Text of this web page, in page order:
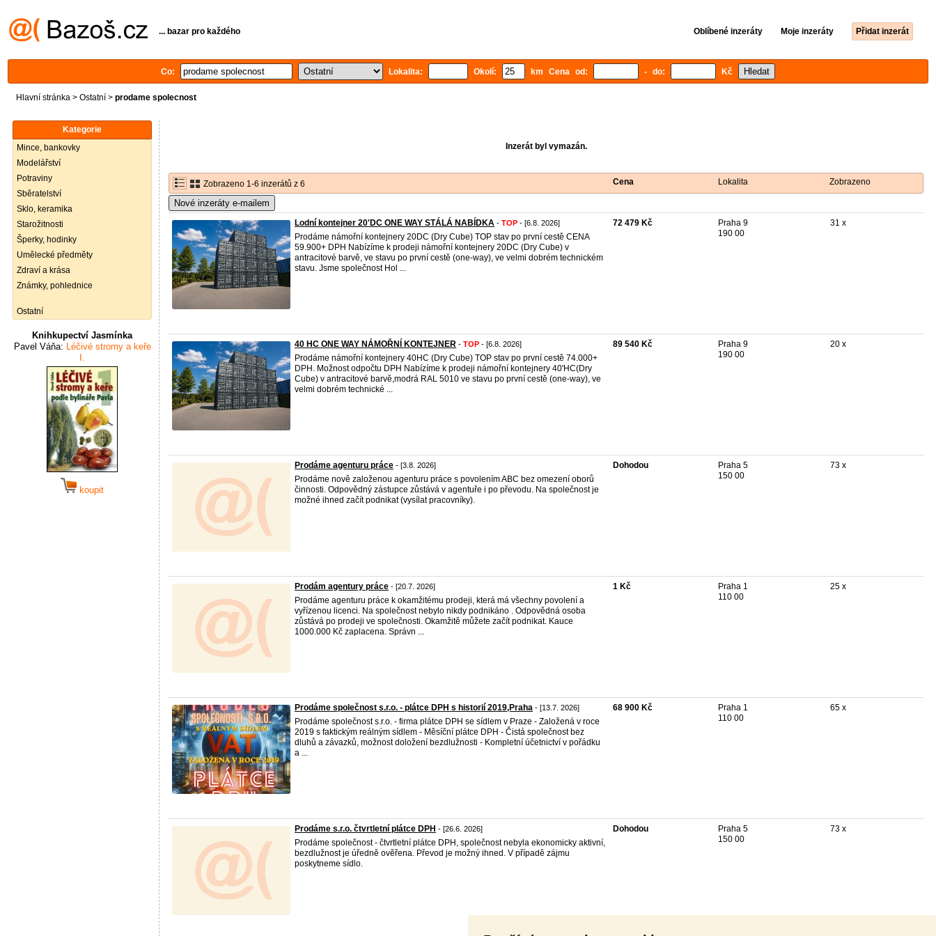
... bazar pro každého Oblíbené inzeráty Moje inzeráty Přidat inzerát
Co: Lokalita: Okolí: km Cena od: - do: Kč
Hlavní stránka > Ostatní > prodame spolecnost
Kategorie
Mince, bankovky
Modelářství
Potraviny
Sběratelství
Sklo, keramika
Starožitnosti
Šperky, hodinky
Umělecké předměty
Zdraví a krása
Známky, pohlednice
Ostatní
Knihkupectví Jasmínka
Pavel Váňa: Léčivé stromy a keře
I.
koupit
Inzerát byl vymazán.
Zobrazeno 1-6 inzerátů z 6 Cena Lokalita Zobrazeno
Nové inzeráty e-mailem
Lodní kontejner 20'DC ONE WAY STÁLÁ NABÍDKA - TOP - [6.8. 2026]
Prodáme námořní kontejnery 20DC (Dry Cube) TOP stav po první cestě CENA
59.900+ DPH Nabízíme k prodeji námořní kontejnery 20DC (Dry Cube) v
antracitové barvě, ve stavu po první cestě (one-way), ve velmi dobrém technickém
stavu. Jsme společnost Hol ...
72 479 Kč
Praha 9
190 00
31 x
40 HC ONE WAY NÁMOŘNÍ KONTEJNER - TOP - [6.8. 2026]
Prodáme námořní kontejnery 40HC (Dry Cube) TOP stav po první cestě 74.000+
DPH. Možnost odpočtu DPH Nabízíme k prodeji námořní kontejnery 40'HC(Dry
Cube) v antracitové barvě,modrá RAL 5010 ve stavu po první cestě (one-way), ve
velmi dobrém technické ...
89 540 Kč
Praha 9
190 00
20 x
Prodáme agenturu práce - [3.8. 2026]
Prodáme nově založenou agenturu práce s povolením ABC bez omezení oborů
činnosti. Odpovědný zástupce zůstává v agentuře i po převodu. Na společnost je
možné ihned začít podnikat (vysílat pracovníky).
Dohodou
Praha 5
150 00
73 x
Prodám agentury práce - [20.7. 2026]
Prodáme agenturu práce k okamžitému prodeji, která má všechny povolení a
vyřízenou licenci. Na společnost nebylo nikdy podnikáno . Odpovědná osoba
zůstává po prodeji ve společnosti. Okamžitě můžete začít podnikat. Kauce
1000.000 Kč zaplacena. Správn ...
1 Kč
Praha 1
110 00
25 x
Prodáme společnost s.r.o. - plátce DPH s historií 2019,Praha - [13.7. 2026]
Prodáme společnost s.r.o. - firma plátce DPH se sídlem v Praze - Založená v roce
2019 s faktickým reálným sídlem - Měsíční plátce DPH - Čistá společnost bez
dluhů a závazků, možnost doložení bezdlužnosti - Kompletní účetnictví v pořádku
a ...
68 900 Kč
Praha 1
110 00
65 x
Prodáme s.r.o. čtvrtletní plátce DPH - [26.6. 2026]
Prodáme společnost - čtvrtletní plátce DPH, společnost nebyla ekonomicky aktivní,
bezdlužnost je úředně ověřena. Převod je možný ihned. V případě zájmu
poskytneme sídlo.
Dohodou
Praha 5
150 00
73 x